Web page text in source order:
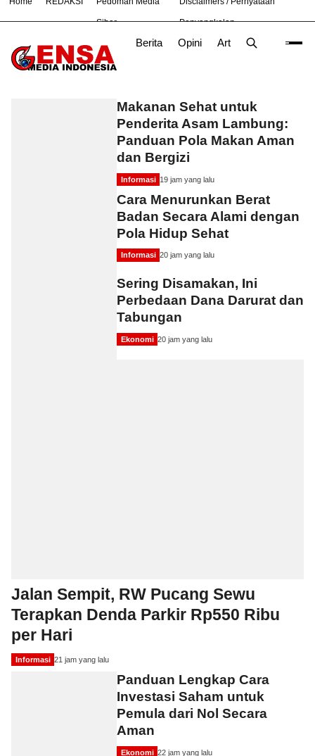
Siber Penyangkalan
Berita Opini Artikel
# Bekasi Hukum Nasional News TNI
Gensa Media
Makanan Sehat untuk
Penderita Asam Lambung:
Panduan Pola Makan Aman
dan Bergizi
Informasi 19 jam yang lalu
Cara Menurunkan Berat
Badan Secara Alami dengan
Pola Hidup Sehat
Informasi 20 jam yang lalu
Sering Disamakan, Ini
Perbedaan Dana Darurat dan
Tabungan
Ekonomi 20 jam yang lalu
Jalan Sempit, RW Pucang Sewu
Terapkan Denda Parkir Rp550 Ribu
per Hari
Informasi 21 jam yang lalu
Panduan Lengkap Cara
Investasi Saham untuk
Pemula dari Nol Secara
Aman
Ekonomi 22 jam yang lalu